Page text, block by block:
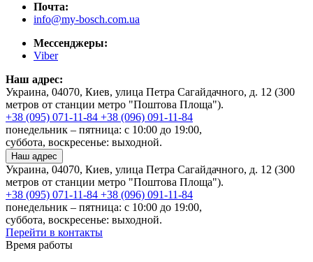
Почта:
info@my-bosch.com.ua
Мессенджеры:
Viber
Наш адрес:
Украина, 04070, Киев, улица Петра Сагайдачного, д. 12 (300
метров от станции метро "Поштова Площа").
+38 (095) 071-11-84 +38 (096) 091-11-84
понедельник – пятница: с 10:00 до 19:00,
суббота, воскресенье: выходной.
Наш адрес
Украина, 04070, Киев, улица Петра Сагайдачного, д. 12 (300
метров от станции метро "Поштова Площа").
+38 (095) 071-11-84 +38 (096) 091-11-84
понедельник – пятница: с 10:00 до 19:00,
суббота, воскресенье: выходной.
Перейти в контакты
Время работы